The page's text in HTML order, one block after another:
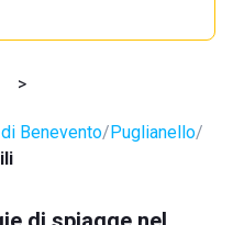
>
Benevento Puglianello